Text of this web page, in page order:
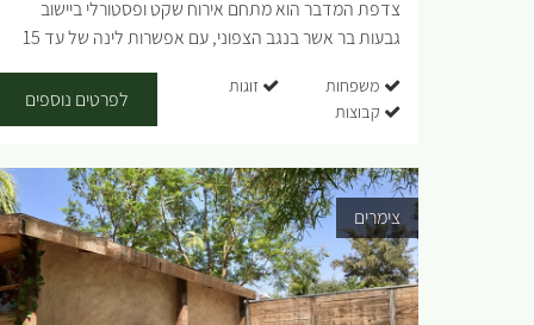
צדפת המדבר הוא מתחם אירוח שקט ופסטורלי ביישוב
גבעות בר אשר בנגב הצפוני, עם אפשרות לינה של עד 15
ומפנק, פינות ישיבה ואוכל, אזור סגור לשהייה בחורף, שולחן
פינג-פונג, מטבח חיצוני מאובזר, אינטרנט מהיר ועוד. המקום
משפחות
זוגות
קבוצות
לפרטים נוספים
צימרים